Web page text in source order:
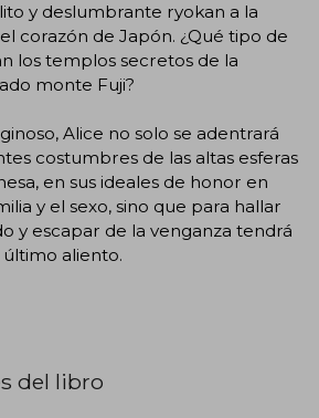
y deslumbrante ryokan a la
corazón de Japón. ¿Qué tipo de
los templos secretos de la
monte Fuji?
Alice no solo se adentrará
costumbres de las altas esferas
en sus ideales de honor en
y el sexo, sino que para hallar
y escapar de la venganza tendrá
aliento.
del libro